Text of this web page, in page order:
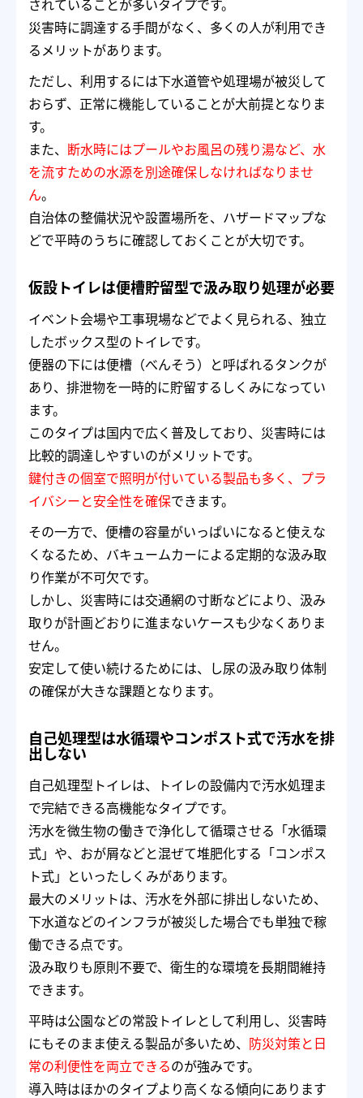
されていることが多いタイプです。
災害時に調達する手間がなく、多くの人が利用でき
るメリットがあります。
ただし、利用するには下水道管や処理場が被災して
おらず、正常に機能していることが大前提となりま
す。
また、 断水時にはプールやお風呂の残り湯など、水
を流すための水源を別途確保しなければなりませ
ん。
自治体の整備状況や設置場所を、ハザードマップな
どで平時のうちに確認しておくことが大切です。
仮設トイレは便槽貯留型で汲み取り処理が必要
イベント会場や工事現場などでよく見られる、独立
したボックス型のトイレです。
便器の下には便槽（べんそう）と呼ばれるタンクが
あり、排泄物を一時的に貯留するしくみになってい
ます。
このタイプは国内で広く普及しており、災害時には
比較的調達しやすいのがメリットです。
鍵付きの個室で照明が付いている製品も多く、プラ
イバシーと安全性を確保できます。
その一方で、便槽の容量がいっぱいになると使えな
くなるため、バキュームカーによる定期的な汲み取
り作業が不可欠です。
しかし、災害時には交通網の寸断などにより、汲み
取りが計画どおりに進まないケースも少なくありま
せん。
安定して使い続けるためには、し尿の汲み取り体制
の確保が大きな課題となります。
自己処理型は水循環やコンポスト式で汚水を排
出しない
自己処理型トイレは、トイレの設備内で汚水処理ま
で完結できる高機能なタイプです。
汚水を微生物の働きで浄化して循環させる「水循環
式」や、おが屑などと混ぜて堆肥化する「コンポス
ト式」といったしくみがあります。
最大のメリットは、汚水を外部に排出しないため、
下水道などのインフラが被災した場合でも単独で稼
働できる点です。
汲み取りも原則不要で、衛生的な環境を長期間維持
できます。
平時は公園などの常設トイレとして利用し、災害時
にもそのまま使える製品が多いため、 防災対策と日
常の利便性を両立できるのが強みです。
導入時はほかのタイプより高くなる傾向にあります